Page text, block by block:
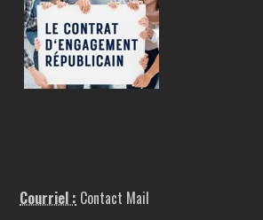
Courriel : Contact Mail